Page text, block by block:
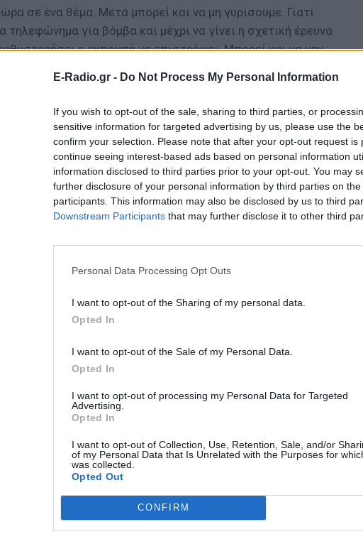
E-Radio.gr - Do Not Process My Personal Information
If you wish to opt-out of the sale, sharing to third parties, or
sensitive information for targeted advertising by us, please use the
confirm your selection. Please note that after your opt-out request is
continue seeing interest-based ads based on personal information
information disclosed to third parties prior to your opt-out. You may
further disclosure of your personal information by third parties on the
participants. This information may also be disclosed by us to third
Downstream Participants that may further disclose it to other third
Personal Data Processing Opt Outs
I want to opt-out of the Sharing of my personal data.
Opted In
I want to opt-out of the Sale of my Personal Data.
Opted In
I want to opt-out of processing my Personal Data for Targeted
Advertising.
Opted In
I want to opt-out of Collection, Use, Retention, Sale, and/or
of my Personal Data that Is Unrelated with the Purposes for
was collected.
Opted Out
CONFIRM
σε ένα θέμα. Μετά μπορεί και να μη γυρίσουμε. Γιατί
τηλεφώνημα για βόμβα και μέχρι να γίνει η σχετική έρευνα
η εκπομπή να επιστρέψει. Μπορεί και να μην
καθόλου», είπε ο Γιώργος Λιάγκας στο «Πρωινό».